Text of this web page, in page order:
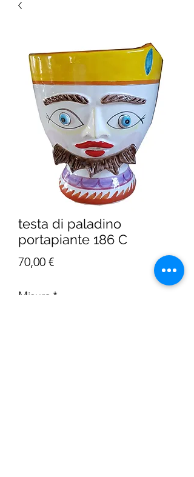
testa di paladino
portapiante 186 C
70,00 €Prezzo
Misura *